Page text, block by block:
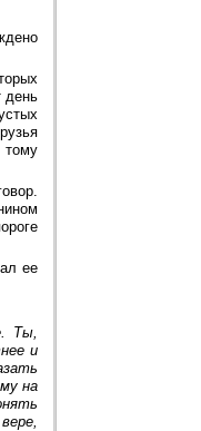
день
тому
ее
Ты,
и
на